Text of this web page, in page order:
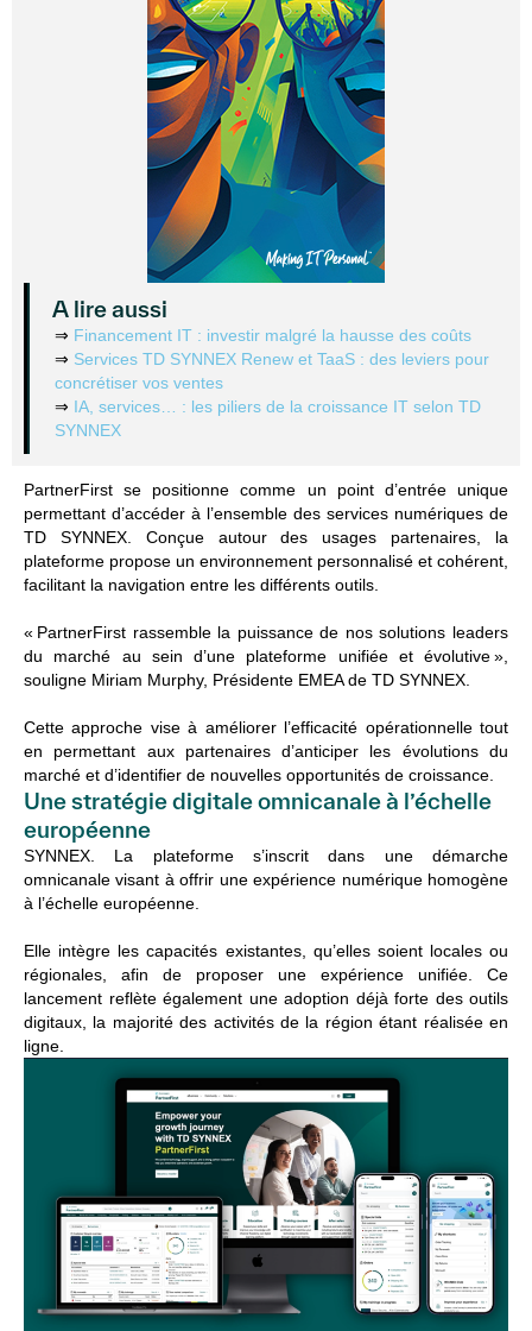
PartnerFirst se positionne comme un point d’entrée unique
permettant d’accéder à l’ensemble des services numériques de
TD SYNNEX. Conçue autour des usages partenaires, la
plateforme propose un environnement personnalisé et cohérent,
facilitant la navigation entre les différents outils.
« PartnerFirst rassemble la puissance de nos solutions leaders
du marché au sein d’une plateforme unifiée et évolutive »,
souligne Miriam Murphy, Présidente EMEA de TD SYNNEX.
Cette approche vise à améliorer l’efficacité opérationnelle tout
en permettant aux partenaires d’anticiper les évolutions du
marché et d’identifier de nouvelles opportunités de croissance.
Une stratégie digitale omnicanale à l’échelle
européenne
SYNNEX. La plateforme s’inscrit dans une démarche
omnicanale visant à offrir une expérience numérique homogène
à l’échelle européenne.
Elle intègre les capacités existantes, qu’elles soient locales ou
régionales, afin de proposer une expérience unifiée. Ce
lancement reflète également une adoption déjà forte des outils
digitaux, la majorité des activités de la région étant réalisée en
ligne.
A lire aussi
⇒ Financement IT : investir malgré la hausse des coûts
⇒ Services TD SYNNEX Renew et TaaS : des leviers pour
concrétiser vos ventes
⇒ IA, services… : les piliers de la croissance IT selon TD
SYNNEX